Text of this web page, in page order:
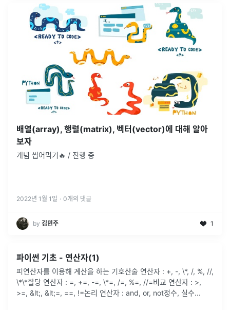
배열(array), 행렬(matrix), 벡터(vector)에 대해 알아
보자
개념 씹어먹기🔥 / 진행 중
2022년 1월 1일 · 0개의 댓글
by 김민주 1
파이썬 기초 - 연산자(1)
피연산자를 이용해 계산을 하는 기호산술 연산자 : +, -, \*, /, %, //,
\*\*할당 연산자 : =, +=, -=, \*=, /=, %=, //=비교 연산자 : >,
>=, &lt;, &lt;=, ==, !=논리 연산자 : and, or, not정수, 실수...